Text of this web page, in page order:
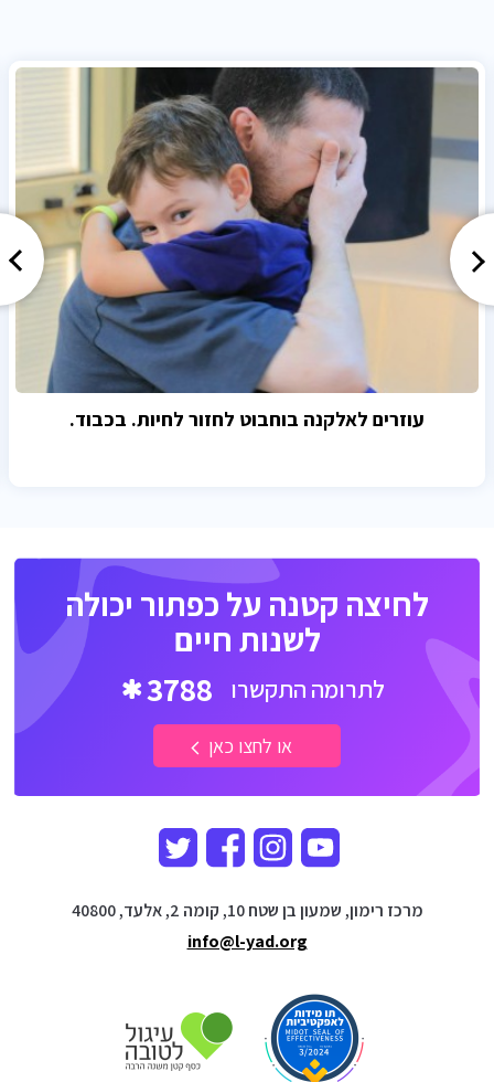
עוזרים לאלקנה בוחבוט לחזור לחיות. בכבוד.
לחיצה קטנה על כפתור יכולה
לשנות חיים
לתרומה התקשרו 3788
או לחצו כאן
מרכז רימון, שמעון בן שטח 10, קומה 2, אלעד, 40800
info@l-yad.org